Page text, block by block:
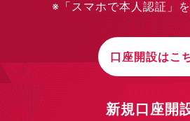
※「スマホで本人認証」
口座開設はこ
新規口座開